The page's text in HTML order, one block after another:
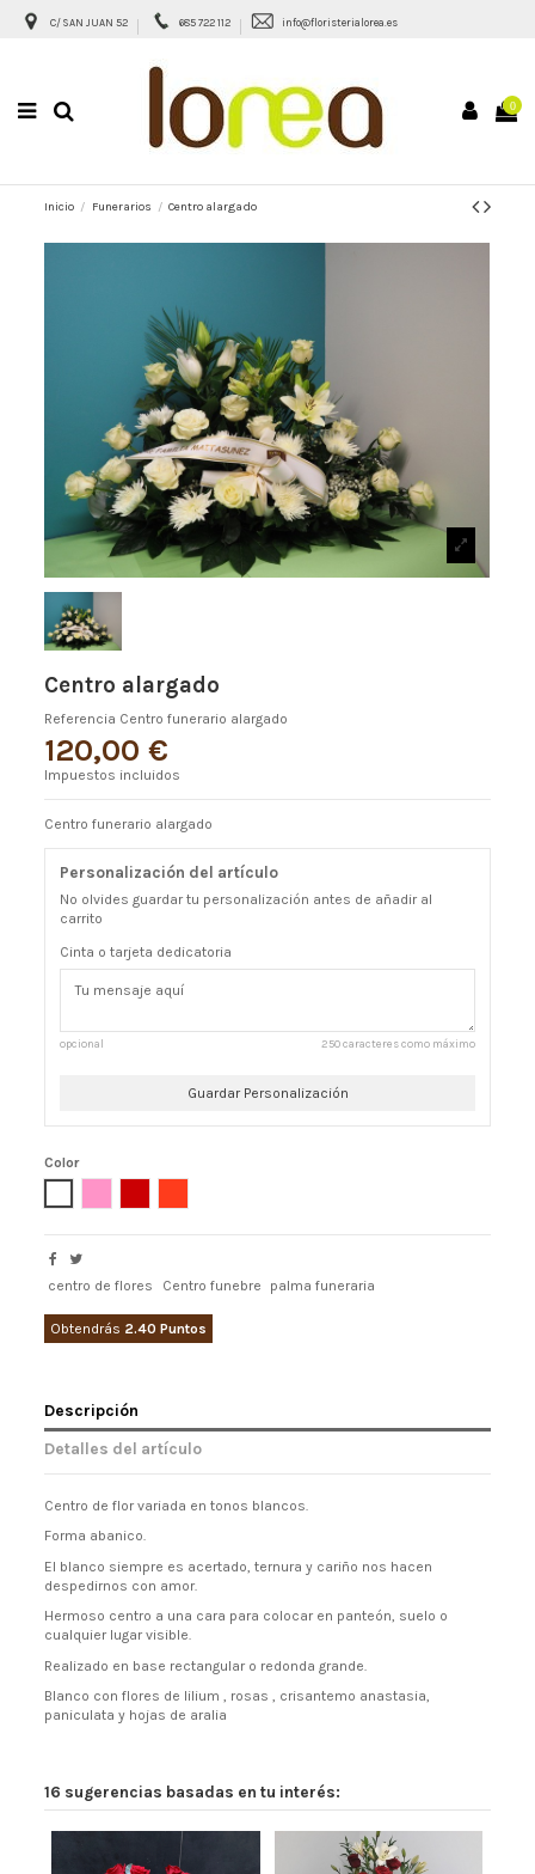
C/ SAN JUAN 52 685 722 112 info@floristerialorea.es
0
Inicio Funerarios Centro alargado
Centro alargado
Referencia Centro funerario alargado
120,00 €
Impuestos incluidos
Centro funerario alargado
Personalización del artículo
No olvides guardar tu personalización antes de añadir al
carrito
Cinta o tarjeta dedicatoria
opcional 250 caracteres como máximo
Guardar Personalización
Color
centro de flores Centro funebre palma funeraria
Obtendrás 2.40 Puntos
Descripción
Detalles del artículo
Centro de flor variada en tonos blancos.
Forma abanico.
El blanco siempre es acertado, ternura y cariño nos hacen
despedirnos con amor.
Hermoso centro a una cara para colocar en panteón, suelo o
cualquier lugar visible.
Realizado en base rectangular o redonda grande.
Blanco con flores de lilium , rosas , crisantemo anastasia,
paniculata y hojas de aralia
16 sugerencias basadas en tu interés: